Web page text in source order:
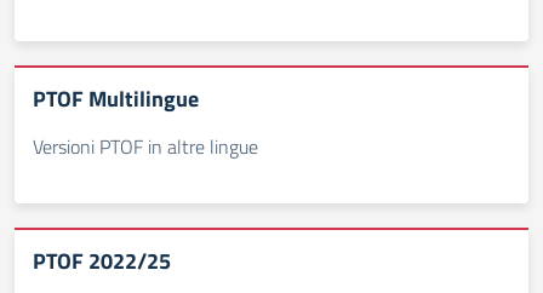
PTOF Multilingue
Versioni PTOF in altre lingue
PTOF 2022/25